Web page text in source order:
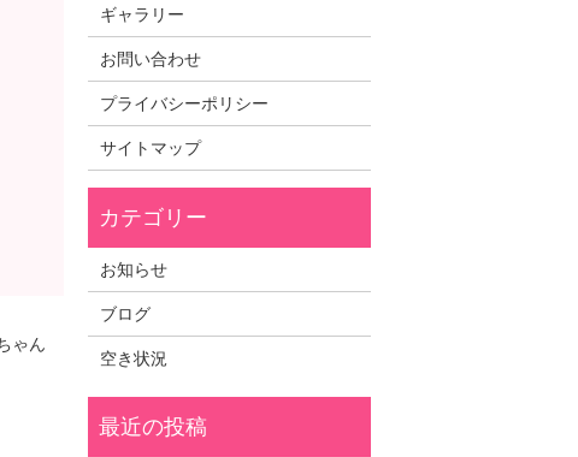
ゃん
ギャラリー
お問い合わせ
プライバシーポリシー
サイトマップ
お知らせ
ブログ
空き状況